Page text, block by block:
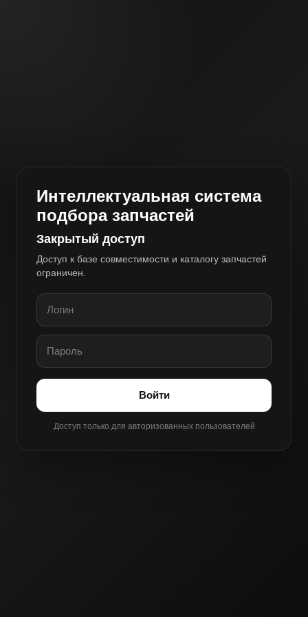
Интеллектуальная система
подбора запчастей
Закрытый доступ
Доступ к базе совместимости и каталогу запчастей
ограничен.
Войти
Доступ только для авторизованных пользователей